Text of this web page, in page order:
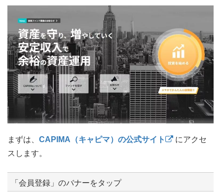
まずは、 CAPIMA（キャピマ）の公式サイト
にアクセ
スします。
「会員登録」のバナーをタップ